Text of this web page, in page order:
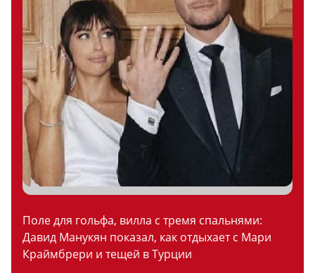
Поле для гольфа, вилла с тремя спальнями:
Давид Манукян показал, как отдыхает с Мари
Краймбрери и тещей в Турции